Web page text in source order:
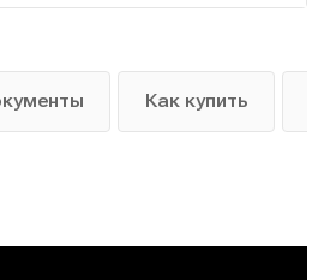
Как купить